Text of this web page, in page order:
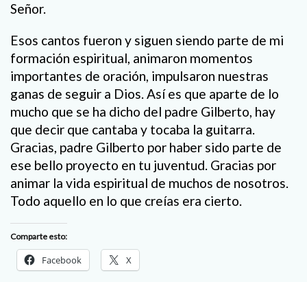
Señor.
Esos cantos fueron y siguen siendo parte de mi
formación espiritual, animaron momentos
importantes de oración, impulsaron nuestras
ganas de seguir a Dios. Así es que aparte de lo
mucho que se ha dicho del padre Gilberto, hay
que decir que cantaba y tocaba la guitarra.
Gracias, padre Gilberto por haber sido parte de
ese bello proyecto en tu juventud. Gracias por
animar la vida espiritual de muchos de nosotros.
Todo aquello en lo que creías era cierto.
Comparte esto:
Facebook X